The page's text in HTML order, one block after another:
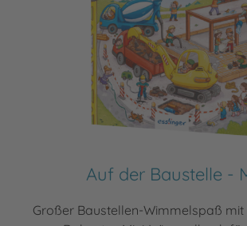
Auf der Baustelle -
Großer Baustellen-Wimmelspaß mit